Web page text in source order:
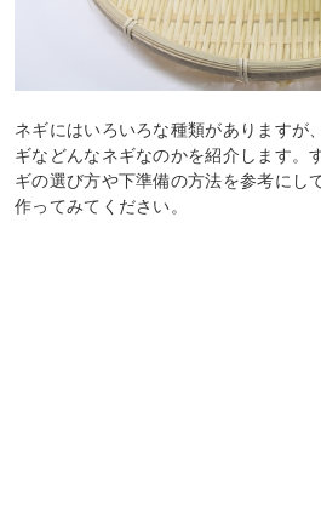
ネギにはいろいろな種類がありますが
ギなどんなネギなのかを紹介します。
ギの選び方や下準備の方法を参考にし
作ってみてください。